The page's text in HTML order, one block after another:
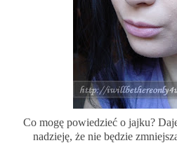
Co mogę powiedzieć o jajku?
nadzieję, że nie będzie